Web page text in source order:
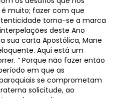
muito; fazer com que
torna-se a marca
deste Ano
sua carta Apostólica, Mane
Aqui está um
“ Porque não fazer então
em que as
se comprometam
solicitude, ao